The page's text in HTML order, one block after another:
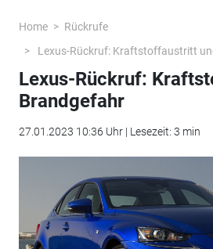
Home
Rückrufe
Lexus-Rückruf: Kraftstoffaustritt
Lexus-Rückruf:
Brandgefahr
27.01.2023 10:36 Uhr | Lesezeit: 3 min